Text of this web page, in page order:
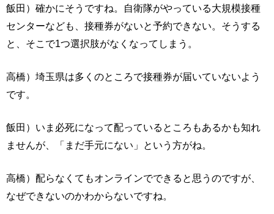
飯田）確かにそうですね。自衛隊がやっている大規模接種
センターなども、接種券がないと予約できない。そうする
と、そこで1つ選択肢がなくなってしまう。
高橋）埼玉県は多くのところで接種券が届いていないよう
です。
飯田）いま必死になって配っているところもあるかも知れ
ませんが、「まだ手元にない」という方がね。
高橋）配らなくてもオンラインでできると思うのですが、
なぜできないのかわからないですね。